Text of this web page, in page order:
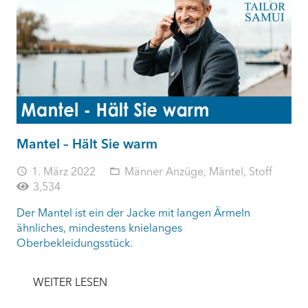
Mantel – Hält Sie warm
access_time 1. März 2022 folder_open Männer Anzüge, Mäntel, Stoff
3,534
Der Mantel ist ein der Jacke mit langen Ärmeln
ähnliches, mindestens knielanges
Oberbekleidungsstück.
WEITER LESEN